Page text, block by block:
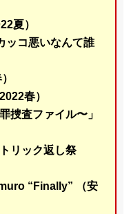
夏）
ッコ悪いなんて誰
春）
捜査ファイル〜」
リック返し祭
“Finally” （安